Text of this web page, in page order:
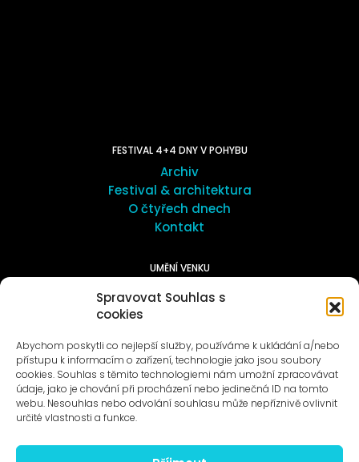
Spravovat Souhlas s
cookies
Abychom poskytli co nejlepší služby, používáme k ukládání a/nebo
přístupu k informacím o zařízení, technologie jako jsou soubory
cookies. Souhlas s těmito technologiemi nám umožní zpracovávat
údaje, jako je chování při procházení nebo jedinečná ID na tomto
webu. Nesouhlas nebo odvolání souhlasu může nepříznivě ovlivnit
určité vlastnosti a funkce.
FESTIVAL 4+4 DNY V POHYBU
Archiv
Festival & architektura
O čtyřech dnech
Kontakt
UMĚNÍ VENKU
Galerie ProLuka
O umění v Motole
Novinky na e-mail